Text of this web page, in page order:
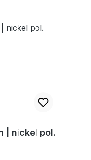
| nickel pol.